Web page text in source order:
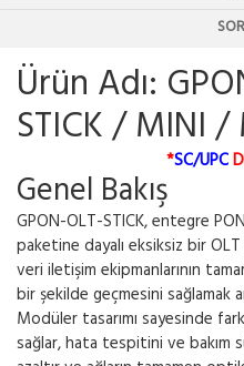
Ürün Adı:
STICK / MINI /
*SC/UPC
Genel Bakış
GPON-OLT-STICK, entegre
paketine dayalı eksiksiz bir
veri iletişim ekipmanlarının
bir şekilde geçmesini sağlamak
Modüler tasarımı sayesinde
sağlar, hata tespitini ve bakım